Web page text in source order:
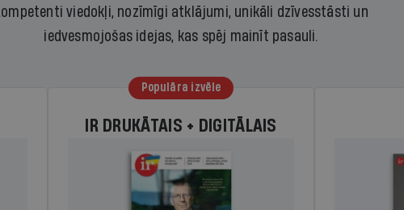
viedokļi, nozīmīgi atklājumi, unikāli dzīvesstāsti un
iedvesmojošas idejas, kas spēj mainīt pasauli.
Populāra izvēle
IR DRUKĀTAIS + DIGITĀLAIS